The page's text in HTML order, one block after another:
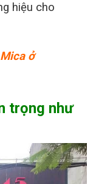
hiệu cho
ở
trọng như